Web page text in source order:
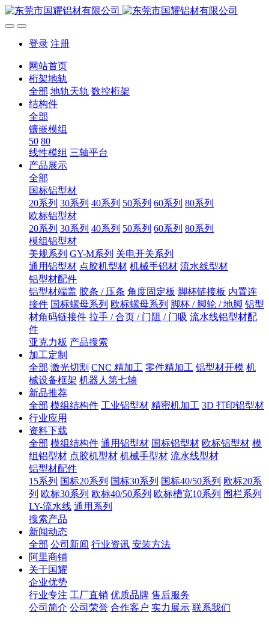
登录 注册
网站首页
桁架地轨
全部 地轨天轨 数控桁架
结构件
全部
镶嵌模组
50 80
线性模组 三轴平台
产品展示
全部
国标铝型材
20系列 30系列 40系列 50系列 60系列 80系列
欧标铝型材
20系列 30系列 40系列 50系列 60系列 80系列
模组铝型材
美规系列 GY-M系列 关电开关系列
通用铝型材 点胶机型材 机械手铝材 流水线型材
铝型材配件
铝型材端盖 胶条 / 压条 角度固定板 脚杯链接板 内置连
接件 国标螺母系列 欧标螺母系列 脚杯 / 脚轮 / 地脚 铝型
材角码链接件 拉手 / 合页 / 门阻 / 门吸 流水线铝型材配
件
亚克力板 产品搜索
加工定制
全部 激光切割 CNC 精加工 零件精加工 铝型材开模 机
械设备框架 机器人第七轴
新品推荐
全部 模组结构件 工业铝型材 精密机加工 3D 打印铝型材
行业应用
资料下载
全部 模组结构件 通用铝型材 国标铝型材 欧标铝型材 模
组铝型材 点胶机型材 机械手型材 流水线型材
铝型材配件
15系列 国标20系列 国标30系列 国标40/50系列 欧标20系
列 欧标30系列 欧标40/50系列 欧标槽宽10系列 围栏系列
LY-流水线 通用系列
搜索产品
新闻动态
全部 公司新闻 行业资讯 安装方法
阿里商铺
关于国耀
企业优势
行业专注 工厂直销 优质品牌 售后服务
公司简介 公司荣誉 合作客户 实力展示 联系我们